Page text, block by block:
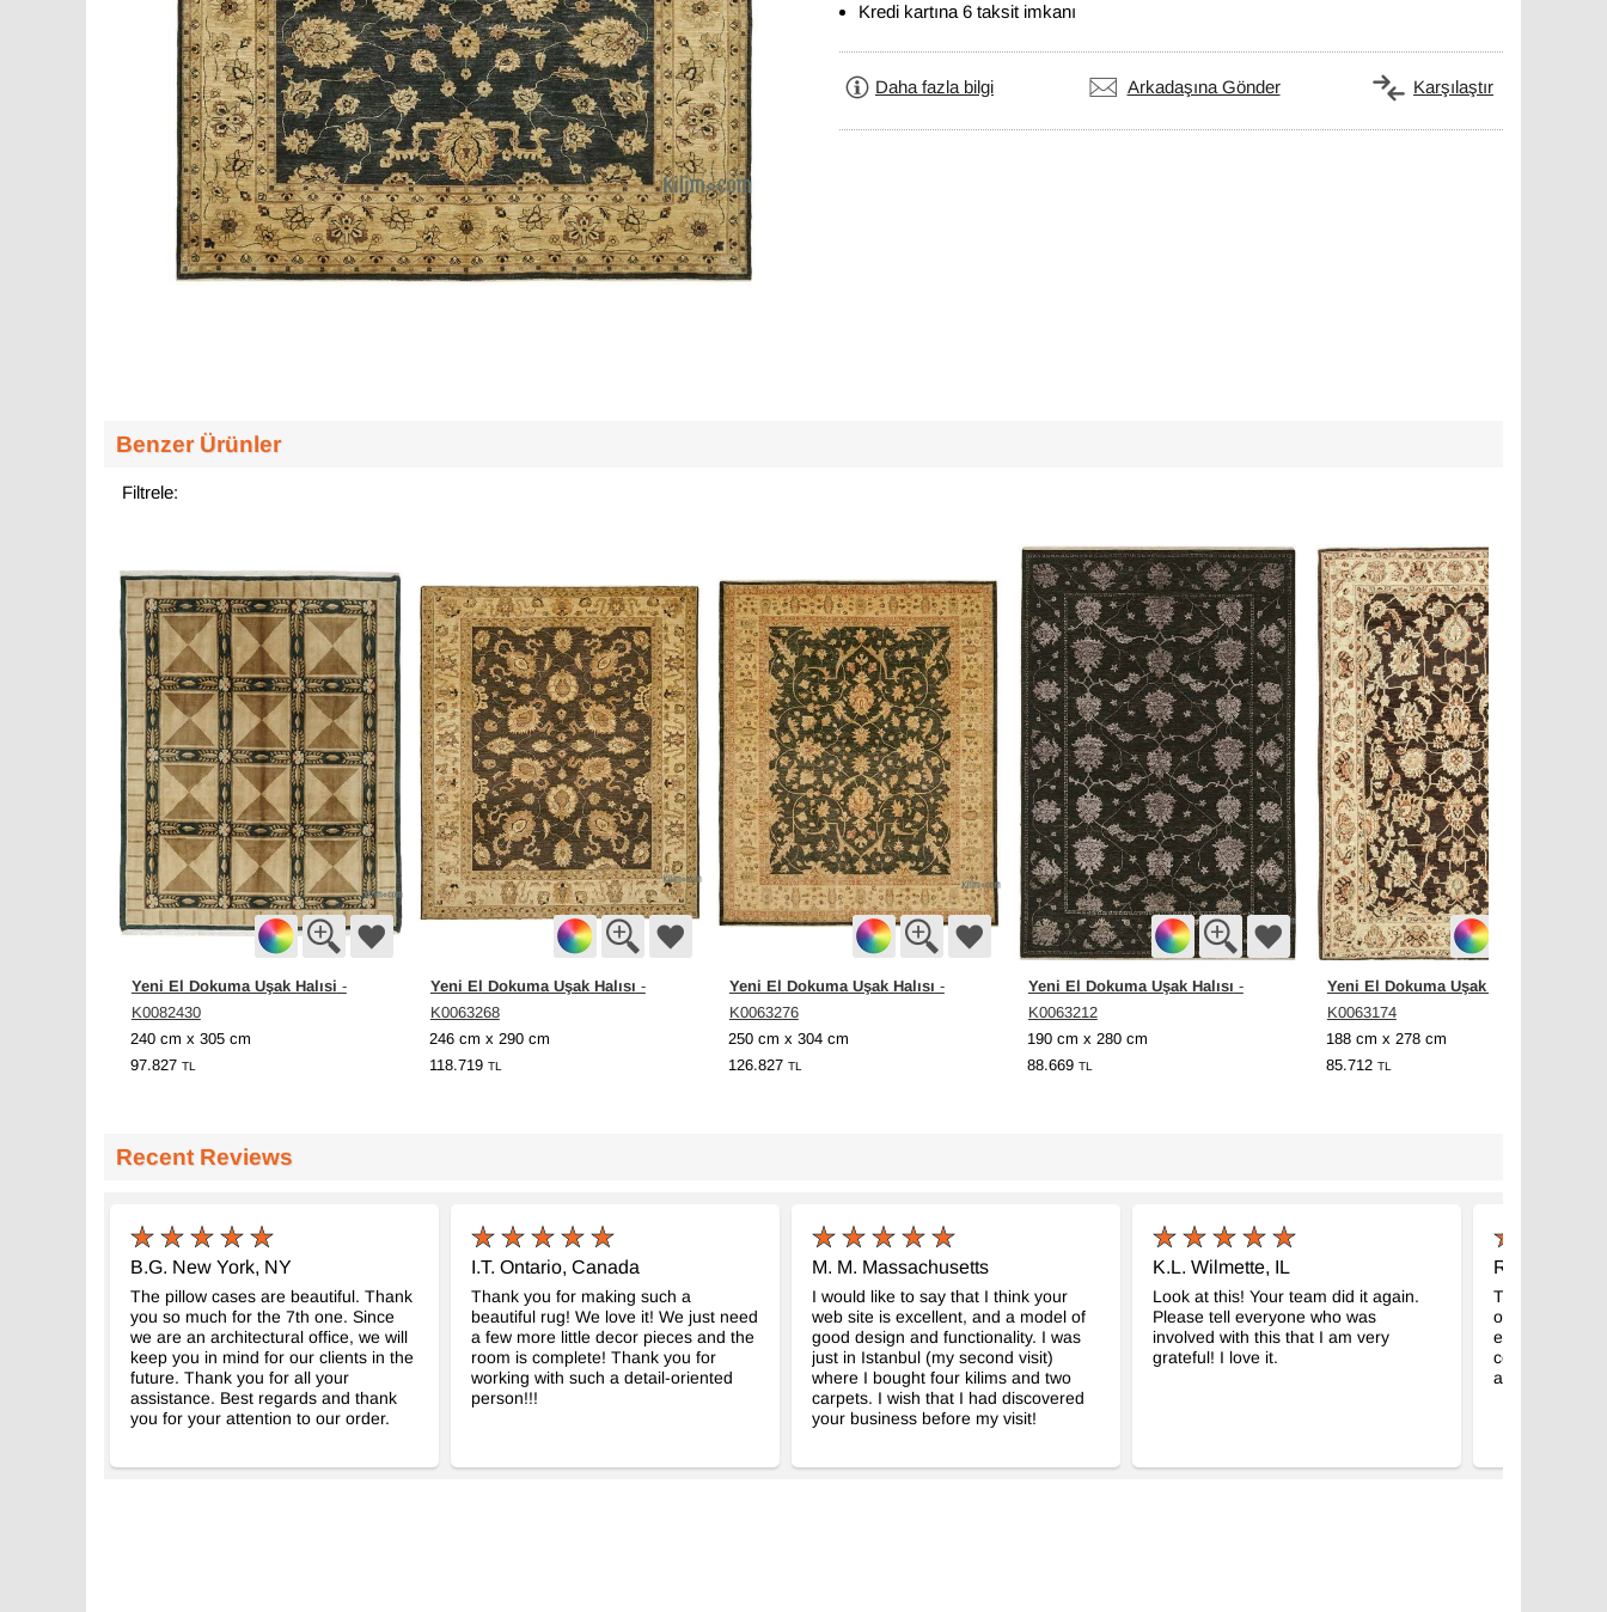
Kredi kartına 6 taksit imkanı
Daha fazla bilgi Arkadaşına Gönder Karşılaştır
Benzer Ürünler
Filtrele:
Yeni El Dokuma Uşak Halısi -
K0082430
240 cm x 305 cm
97.827 TL
Yeni El Dokuma Uşak Halısı -
K0063268
246 cm x 290 cm
118.719 TL
Yeni El Dokuma Uşak Halısı -
K0063276
250 cm x 304 cm
126.827 TL
Yeni El Dokuma Uşak Halısı -
K0063212
190 cm x 280 cm
88.669 TL
Yeni El Dokuma Uşak Halısı
K0063174
188 cm x 278 cm
85.712 TL
Recent Reviews
B.G. New York, NY
The pillow cases are beautiful. Thank
you so much for the 7th one. Since
we are an architectural office, we will
keep you in mind for our clients in the
future. Thank you for all your
assistance. Best regards and thank
you for your attention to our order.
I.T. Ontario, Canada
Thank you for making such a
beautiful rug! We love it! We just need
a few more little decor pieces and the
room is complete! Thank you for
working with such a detail-oriented
person!!!
M. M. Massachusetts
I would like to say that I think your
web site is excellent, and a model of
good design and functionality. I was
just in Istanbul (my second visit)
where I bought four kilims and two
carpets. I wish that I had discovered
your business before my visit!
K.L. Wilmette, IL
Look at this! Your team did it again.
Please tell everyone who was
involved with this that I am very
grateful! I love it.
R. O. Denia,
Thank you
order and
excellent. We
covers. The
are superb.